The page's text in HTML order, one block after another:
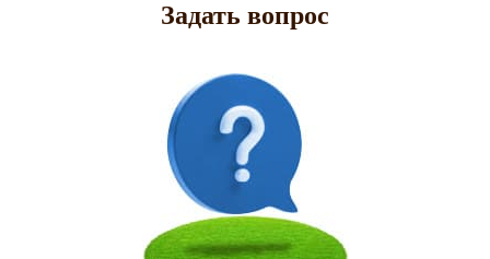
Задать вопрос